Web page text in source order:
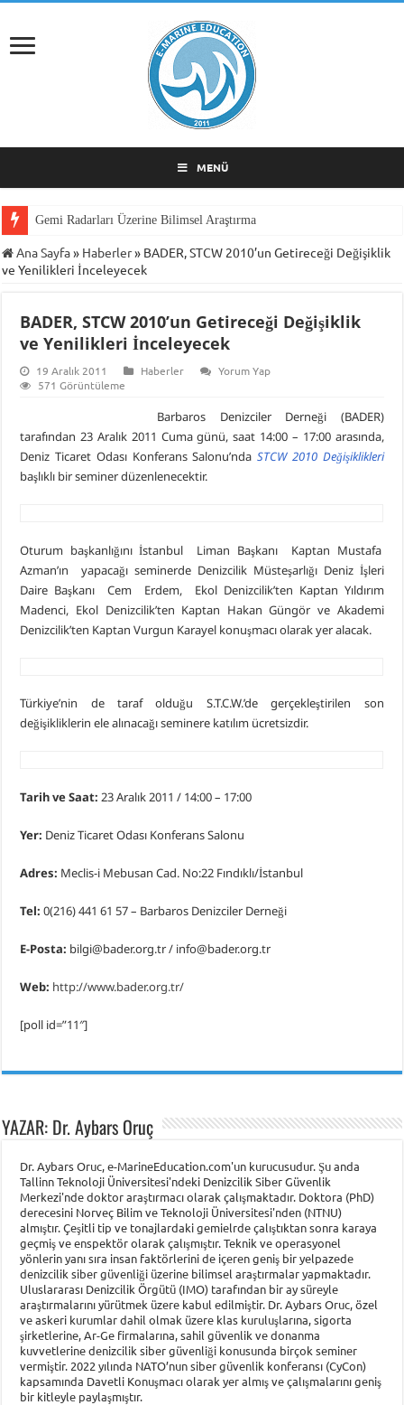
MENÜ
Gemi Radarları Üzerine Bilimsel Araştırma
Ana Sayfa» Haberler» BADER, STCW 2010’un Getireceği Değişiklik
ve Yenilikleri İnceleyecek
BADER, STCW 2010’un Getireceği Değişiklik
ve Yenilikleri İnceleyecek
19 Aralık 2011 Haberler
Yorum Yap
571 Görüntüleme
Barbaros Denizciler Derneği (BADER)
tarafından 23 Aralık 2011 Cuma günü, saat 14:00 – 17:00 arasında,
Deniz Ticaret Odası Konferans Salonu’ndaSTCW 2010 Değişiklikleri
başlıklı bir seminer düzenlenecektir.
Oturum başkanlığını İstanbul Liman Başkanı Kaptan Mustafa
Azman’ın yapacağı seminerde Denizcilik Müsteşarlığı Deniz İşleri
Daire Başkanı Cem Erdem, Ekol Denizcilik’ten Kaptan Yıldırım
Madenci, Ekol Denizcilik’ten Kaptan Hakan Güngör ve Akademi
Denizcilik’ten Kaptan Vurgun Karayel konuşmacı olarak yer alacak.
Türkiye’nin de taraf olduğu S.T.C.W.’de gerçekleştirilen son
değişikliklerin ele alınacağı seminere katılım ücretsizdir.
Tarih ve Saat: 23 Aralık 2011 / 14:00 – 17:00
Yer: Deniz Ticaret Odası Konferans Salonu
Adres: Meclis-i Mebusan Cad. No:22 Fındıklı/İstanbul
Tel: 0(216) 441 61 57 – Barbaros Denizciler Derneği
E-Posta: bilgi@bader.org.tr / info@bader.org.tr
Web: http://www.bader.org.tr/
[poll id=”11″]
YAZAR: Dr. Aybars Oruç
Dr. Aybars Oruc, e-MarineEducation.com'un kurucusudur. Şu anda
Tallinn Teknoloji Üniversitesi'ndeki Denizcilik Siber Güvenlik
Merkezi'nde doktor araştırmacı olarak çalışmaktadır. Doktora (PhD)
derecesini Norveç Bilim ve Teknoloji Üniversitesi'nden (NTNU)
almıştır. Çeşitli tip ve tonajlardaki gemielrde çalıştıktan sonra karaya
geçmiş ve enspektör olarak çalışmıştır. Teknik ve operasyonel
yönlerin yanı sıra insan faktörlerini de içeren geniş bir yelpazede
denizcilik siber güvenliği üzerine bilimsel araştırmalar yapmaktadır.
Uluslararası Denizcilik Örgütü (IMO) tarafından bir ay süreyle
araştırmalarını yürütmek üzere kabul edilmiştir. Dr. Aybars Oruc, özel
ve askeri kurumlar dahil olmak üzere klas kuruluşlarına, sigorta
şirketlerine, Ar-Ge firmalarına, sahil güvenlik ve donanma
kuvvetlerine denizcilik siber güvenliği konusunda birçok seminer
vermiştir. 2022 yılında NATO’nun siber güvenlik konferansı (CyCon)
kapsamında Davetli Konuşmacı olarak yer almış ve çalışmalarını geniş
bir kitleyle paylaşmıştır.